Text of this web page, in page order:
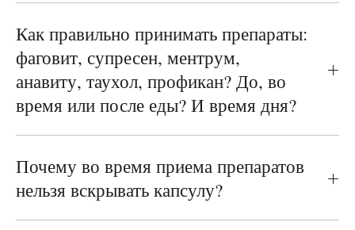
Как правильно принимать препараты:
фаговит, супресен, ментрум,
анавиту, таухол, профикан? До, во
время или после еды? И время дня?
Почему во время приема препаратов
нельзя вскрывать капсулу?